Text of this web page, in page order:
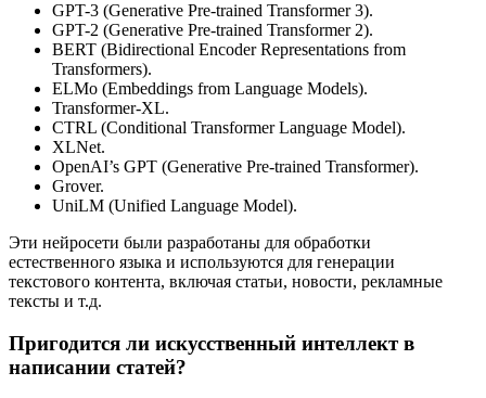
GPT-3 (Generative Pre-trained Transformer 3).
GPT-2 (Generative Pre-trained Transformer 2).
BERT (Bidirectional Encoder Representations from
Transformers).
ELMo (Embeddings from Language Models).
Transformer-XL.
CTRL (Conditional Transformer Language Model).
XLNet.
OpenAI’s GPT (Generative Pre-trained Transformer).
Grover.
UniLM (Unified Language Model).
Эти нейросети были разработаны для обработки
естественного языка и используются для генерации
текстового контента, включая статьи, новости, рекламные
тексты и т.д.
Пригодится ли искусственный интеллект в
написании статей?